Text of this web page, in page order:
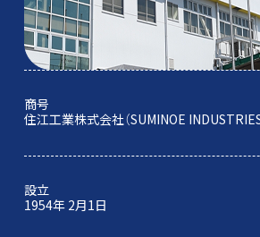
商号
住江工業株式会社（SUMINOE INDUSTRIES
設立
1954年 2月1日